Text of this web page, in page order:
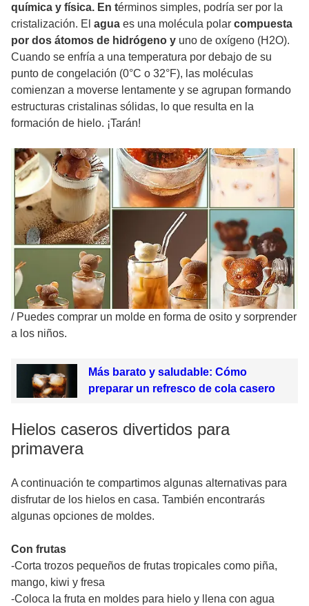
química y física. En términos simples, podría ser por la
cristalización. El agua es una molécula polar compuesta
por dos átomos de hidrógeno y uno de oxígeno (H2O).
Cuando se enfría a una temperatura por debajo de su
punto de congelación (0°C o 32°F), las moléculas
comienzan a moverse lentamente y se agrupan formando
estructuras cristalinas sólidas, lo que resulta en la
formación de hielo. ¡Tarán!
/ Puedes comprar un molde en forma de osito y sorprender
a los niños.
Más barato y saludable: Cómo
preparar un refresco de cola casero
Hielos caseros divertidos para
primavera
A continuación te compartimos algunas alternativas para
disfrutar de los hielos en casa. También encontrarás
algunas opciones de moldes.
Con frutas
-Corta trozos pequeños de frutas tropicales como piña,
mango, kiwi y fresa
-Coloca la fruta en moldes para hielo y llena con agua